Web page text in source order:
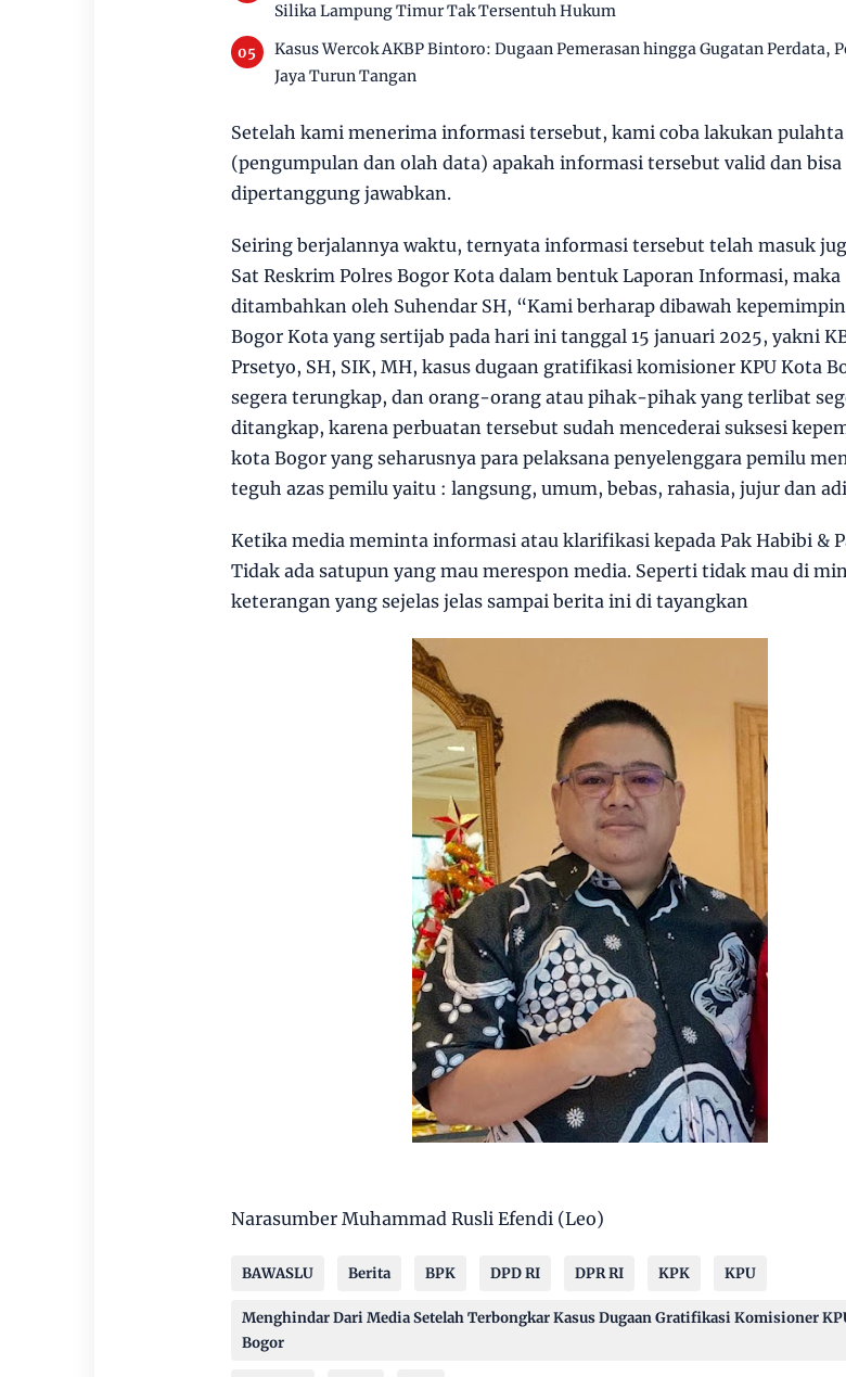
Silika Lampung Timur Tak Tersentuh Hukum
Kasus Wercok AKBP Bintoro: Dugaan Pemerasan hingga Gugatan Perdata,
Jaya Turun Tangan
Setelah kami menerima informasi tersebut, kami coba lakukan pulahta
(pengumpulan dan olah data) apakah informasi tersebut valid dan bisa
dipertanggung jawabkan.
Seiring berjalannya waktu, ternyata informasi tersebut telah masuk
Sat Reskrim Polres Bogor Kota dalam bentuk Laporan Informasi, maka
ditambahkan oleh Suhendar SH, “Kami berharap dibawah
Bogor Kota yang sertijab pada hari ini tanggal 15 januari 2025, yakni
Prsetyo, SH, SIK, MH, kasus dugaan gratifikasi komisioner KPU Kota
segera terungkap, dan orang-orang atau pihak-pihak yang terlibat
ditangkap, karena perbuatan tersebut sudah mencederai suksesi
kota Bogor yang seharusnya para pelaksana penyelenggara pemilu
teguh azas pemilu yaitu : langsung, umum, bebas, rahasia, jujur dan
Ketika media meminta informasi atau klarifikasi kepada Pak Habibi &
Tidak ada satupun yang mau merespon media. Seperti tidak mau di
keterangan yang sejelas jelas sampai berita ini di tayangkan
Narasumber Muhammad Rusli Efendi (Leo)
BAWASLU Berita BPK DPD RI DPR RI KPK KPU
Menghindar Dari Media Setelah Terbongkar Kasus Dugaan Gratifikasi Komisioner
Bogor